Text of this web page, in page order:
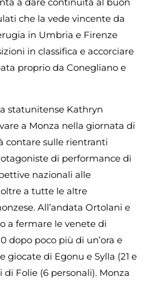
a dare continuità al buon
che la vede vincente da
in Umbria e Firenze
in classifica e accorciare
proprio da Conegliano e
statunitense Kathryn
a Monza nella giornata di
contare sulle rientranti
di performance di
nazionali alle
a tutte le altre
All’andata Ortolani e
a fermare le venete di
dopo poco più di un’ora e
giocate di Egonu e Sylla (21 e
Folie (6 personali). Monza